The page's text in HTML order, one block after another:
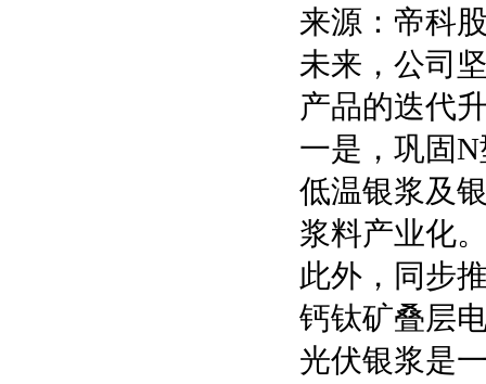
来源：帝科
未来，公司
产品的迭代
一是，巩固
低温银浆及
浆料产业化
此外，同步
钙钛矿叠层
光伏银浆是